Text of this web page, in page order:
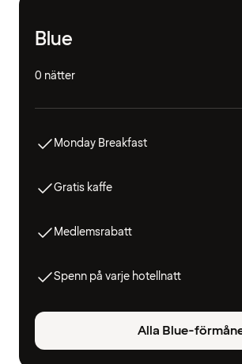
Blue
0 nätter
Monday Breakfast
Gratis kaffe
Medlemsrabatt
Spenn på varje hotellnatt
Alla Blue-